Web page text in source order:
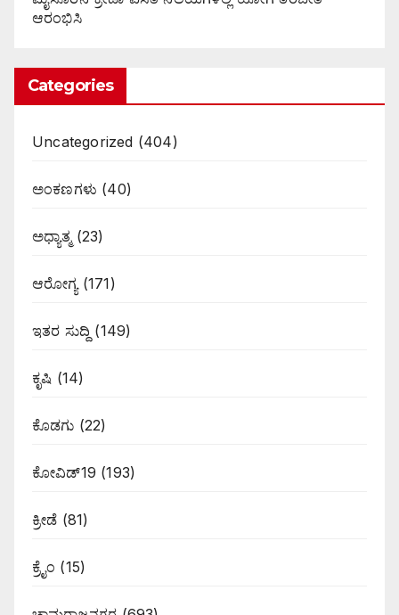
ಆರಂಭಿಸಿ
Categories
Uncategorized (404)
ಅಂಕಣಗಳು (40)
ಅಧ್ಯಾತ್ಮ(23)
ಆರೋಗ್ಯ(171)
ಇತರ ಸುದ್ದಿ (149)
ಕೃಷಿ (14)
ಕೊಡಗು (22)
ಕೋವಿಡ್19 (193)
ಕ್ರೀಡೆ (81)
ಕ್ರೈಂ (15)